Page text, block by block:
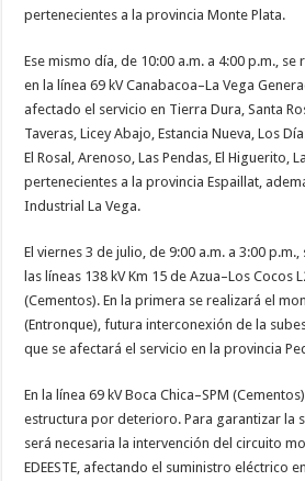
pertenecientes a la provincia Monte Plata.
Ese mismo día, de 10:00 a.m. a 4:00 p.m.,
en la línea 69 kV Canabacoa–La Vega
afectado el servicio en Tierra Dura, Santa
Taveras, Licey Abajo, Estancia Nueva, Los
El Rosal, Arenoso, Las Pendas, El Higuerito,
pertenecientes a la provincia Espaillat,
Industrial La Vega.
El viernes 3 de julio, de 9:00 a.m. a 3:00
las líneas 138 kV Km 15 de Azua–Los Cocos
(Cementos). En la primera se realizará el
(Entronque), futura interconexión de la
que se afectará el servicio en la provincia
En la línea 69 kV Boca Chica–SPM
estructura por deterioro. Para garantizar la
será necesaria la intervención del circuito
EDEESTE, afectando el suministro eléctrico